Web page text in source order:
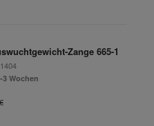
Zange 665-1
Wochen